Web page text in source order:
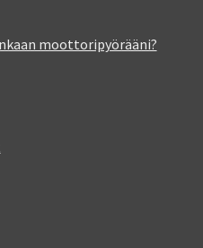
moottoripyörääni?